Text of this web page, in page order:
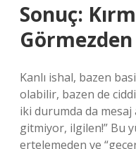
Sonuç:
Kanlı ishal, bazen
olabilir, bazen de
iki durumda da mesaj
gitmiyor, ilgilen!” Bu
ertelemeden ve